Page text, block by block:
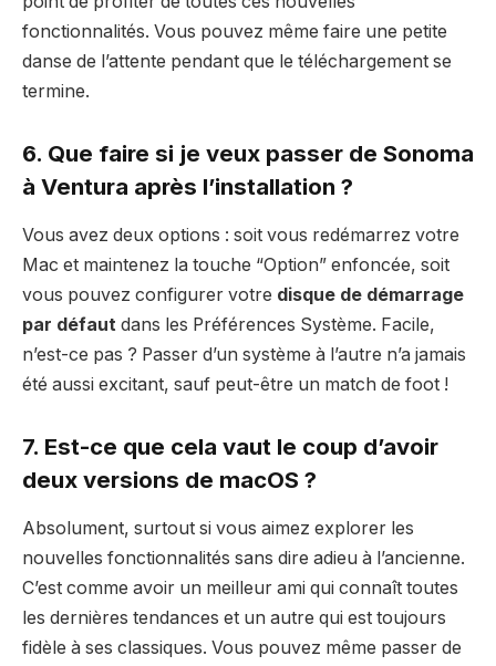
fonctionnalités. Vous pouvez même faire une petite
danse de l’attente pendant que le téléchargement se
termine.
6. Que faire si je veux passer de Sonoma
à Ventura après l’installation ?
Vous avez deux options : soit vous redémarrez votre
Mac et maintenez la touche “Option” enfoncée, soit
vous pouvez configurer votre disque de démarrage
par défaut dans les Préférences Système. Facile,
n’est-ce pas ? Passer d’un système à l’autre n’a jamais
été aussi excitant, sauf peut-être un match de foot !
7. Est-ce que cela vaut le coup d’avoir
deux versions de macOS ?
Absolument, surtout si vous aimez explorer les
nouvelles fonctionnalités sans dire adieu à l’ancienne.
C’est comme avoir un meilleur ami qui connaît toutes
les dernières tendances et un autre qui est toujours
fidèle à ses classiques. Vous pouvez même passer de